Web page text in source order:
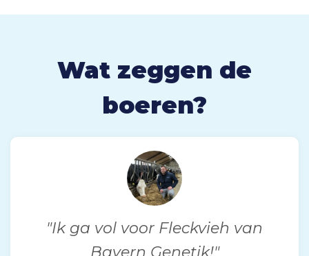
Wat zeggen de
boeren?
"Ik ga vol voor Fleckvieh van
Bayern Genetik!"